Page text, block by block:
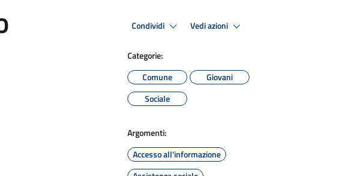
Condividi Vedi azioni
Categorie:
Comune
Giovani
Sociale
Argomenti:
Accesso all'informazione